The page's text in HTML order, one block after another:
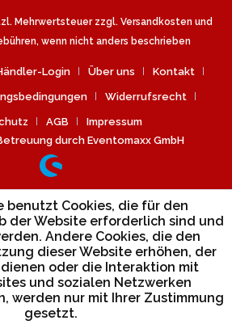
Mehrwertsteuer zzgl. Versandkosten und
wenn nicht anders beschrieben
Login Über uns Kontakt
Widerrufsrecht
AGB
Impressum
durch Eventomaxx GmbH
benutzt Cookies, die für den
der Website erforderlich sind und
Andere Cookies, die den
dieser Website erhöhen, der
oder die Interaktion mit
und sozialen Netzwerken
werden nur mit Ihrer Zustimmung
gesetzt.